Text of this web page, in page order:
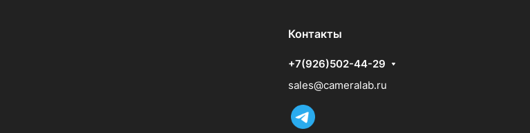
Контакты
+7(926)502-44-29
sales@cameralab.ru